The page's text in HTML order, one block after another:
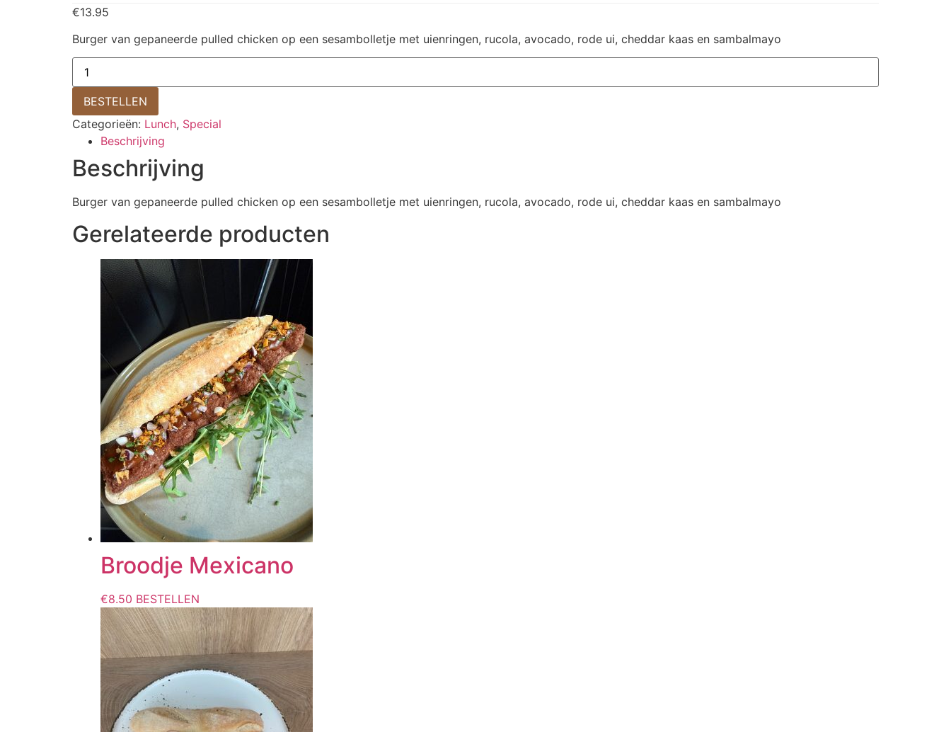
€13.95
Burger van gepaneerde pulled chicken op een sesambolletje met uienringen, rucola, avocado, rode ui, cheddar kaas en sambalmayo
BESTELLEN
Categorieën: Lunch, Special
Beschrijving
Beschrijving
Burger van gepaneerde pulled chicken op een sesambolletje met uienringen, rucola, avocado, rode ui, cheddar kaas en sambalmayo
Gerelateerde producten
Broodje Mexicano
€8.50 BESTELLEN